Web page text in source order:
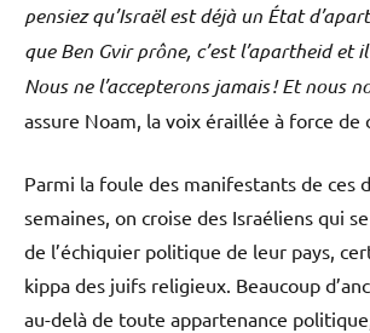
pensiez qu’Israël est déjà un État
que Ben Gvir prône, c’est l’apartheid et
Nous ne l’accepterons jamais ! Et nous
assure Noam, la voix éraillée à force de
Parmi la foule des manifestants de ces
semaines, on croise des Israéliens qui
de l’échiquier politique de leur pays,
kippa des juifs religieux. Beaucoup
au-delà de toute appartenance